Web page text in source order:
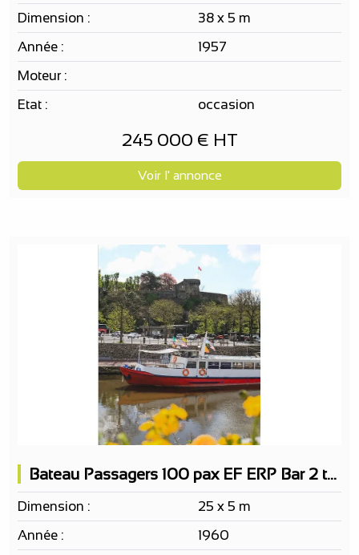
Dimension :
38 x 5 m
Année :
1957
Moteur :
Etat :
occasion
245 000 € HT
Voir l' annonce
Bateau Passagers 100 pax EF ERP Bar 2 terrasses
Dimension :
25 x 5 m
Année :
1960